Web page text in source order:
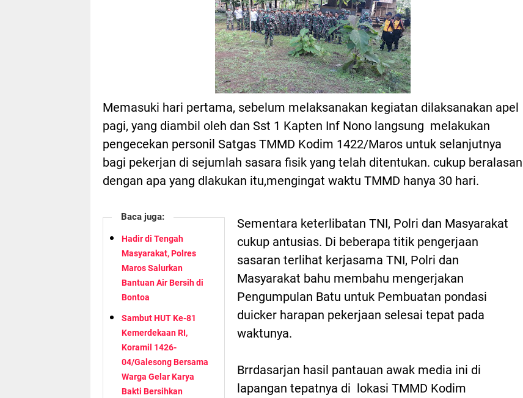
Memasuki hari pertama, sebelum melaksanakan kegiatan dilaksanakan apel
pagi, yang diambil oleh dan Sst 1 Kapten Inf Nono langsung melakukan
pengecekan personil Satgas TMMD Kodim 1422/Maros untuk selanjutnya
bagi pekerjan di sejumlah sasara fisik yang telah ditentukan. cukup beralasan
dengan apa yang dlakukan itu,mengingat waktu TMMD hanya 30 hari.
Baca juga:
Hadir di Tengah
Masyarakat, Polres
Maros Salurkan
Bantuan Air Bersih di
Bontoa
Sambut HUT Ke-81
Kemerdekaan RI,
Koramil 1426-
04/Galesong Bersama
Warga Gelar Karya
Bakti Bersihkan
Sementara keterlibatan TNI, Polri dan Masyarakat
cukup antusias. Di beberapa titik pengerjaan
sasaran terlihat kerjasama TNI, Polri dan
Masyarakat bahu membahu mengerjakan
Pengumpulan Batu untuk Pembuatan pondasi
duicker harapan pekerjaan selesai tepat pada
waktunya.
Brrdasarjan hasil pantauan awak media ini di
lapangan tepatnya di lokasi TMMD Kodim